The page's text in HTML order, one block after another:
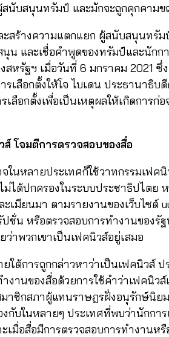
สนับสนุนทรัมป์ และมักจะถูกคุกคาม
ะสร้างความแตกแยก ผู้สนับสนุนทรั
น และเชื่อคำพูดของทรัมป์และนักก
หรัฐฯ เมื่อวันที่ 6 มกราคม 2021
เลือกตั้งให้โจ ไบเดน ประธานาธิบ
ลือกตั้งเพื่อเป็นเหตุผลให้เกิดการก่
โจมตีการตรวจสอบของสื่อ
นหลายประเทศก็ใช้วาทกรรมเฟค
ได้ปกครองในระบบประชาธิปไตย
ะเมียนมา ตามรายงานของเว็บไซต์
ปชั่น หรือตรวจสอบการทำงานของรั
าพวกเขาเป็นเฟคนิวส์อยู่เสมอ
ใต้การถูกกล่าวหาว่าเป็นเฟคนิวส์ ป
งานของสื่อด้วยการใช้คำว่าเฟคนิว
าชิกสภาผู้แทนราษฎรฝั่งอนุรักษ์นิย
กับในหลายๆ ประเทศที่พบว่านักกา
เมื่อสื่อมีการตรวจสอบการทำงานห